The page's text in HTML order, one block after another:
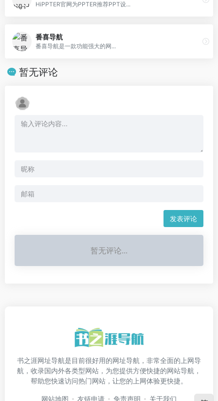
HiPPTER官网为PPTER推荐PPT设...
番喜导航
番喜导航是一款功能强大的网...
暂无评论
发表评论
暂无评论...
书之涯网址导航是目前很好用的网址导航，非常全面的上网导
航，收录国内外各类型网站，为您提供方便快捷的网站导航，
帮助您快速访问热门网站，让您的上网体验更快捷。
网站地图 友链申请 免责声明 关于我们